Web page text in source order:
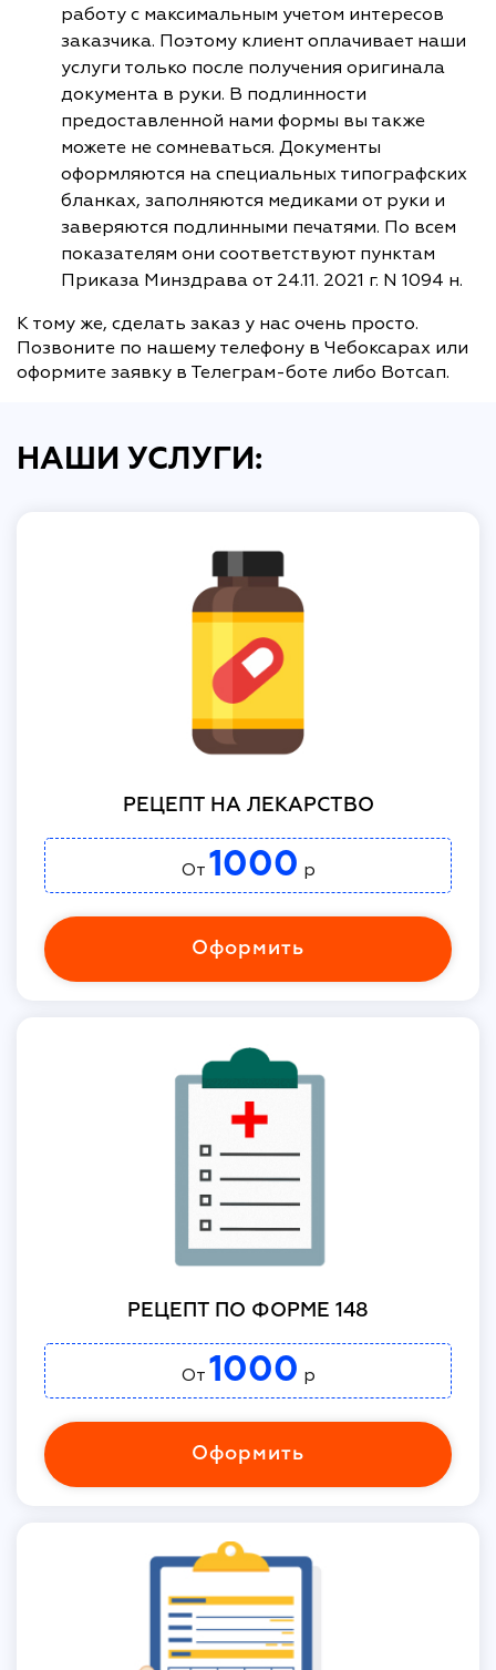
работу с максимальным учетом интересов
заказчика. Поэтому клиент оплачивает наши
услуги только после получения оригинала
документа в руки. В подлинности
предоставленной нами формы вы также
можете не сомневаться. Документы
оформляются на специальных типографских
бланках, заполняются медиками от руки и
заверяются подлинными печатями. По всем
показателям они соответствуют пунктам
Приказа Минздрава от 24.11. 2021 г. N 1094 н.
К тому же, сделать заказ у нас очень просто.
Позвоните по нашему телефону в Чебоксарах или
оформите заявку в Телеграм-боте либо Вотсап.
НАШИ УСЛУГИ:
РЕЦЕПТ НА ЛЕКАРСТВО
От 1000 р
Оформить
РЕЦЕПТ ПО ФОРМЕ 148
От 1000 р
Оформить